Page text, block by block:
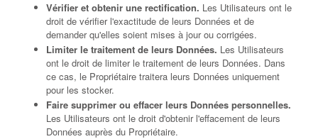
Vérifier et obtenir une rectification. Les Utilisateurs ont le
droit de vérifier l'exactitude de leurs Données et de
demander qu'elles soient mises à jour ou corrigées.
Limiter le traitement de leurs Données. Les Utilisateurs
ont le droit de limiter le traitement de leurs Données. Dans
ce cas, le Propriétaire traitera leurs Données uniquement
pour les stocker.
Faire supprimer ou effacer leurs Données personnelles.
Les Utilisateurs ont le droit d'obtenir l'effacement de leurs
Données auprès du Propriétaire.